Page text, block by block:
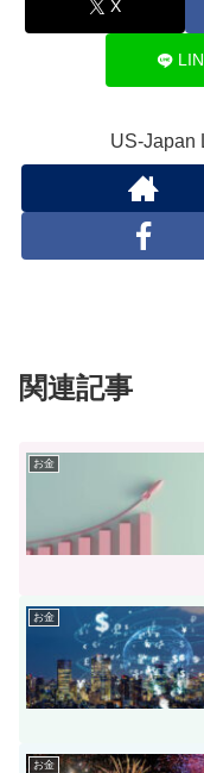
X
US-Japan
関連記事
お金
お金
お金